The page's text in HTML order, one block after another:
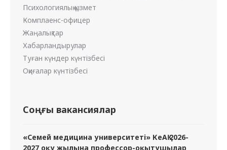
Психологиялық қызмет
Комплаенс-офицер
Жаңалықтар
Хабарландырулар
Туған күндер күнтізбесі
Оқиғалар күнтізбесі
Соңғы вакансиялар
«Семей медицина университеті» КеАҚ 2026-
2027 оқу жылына профессор-оқытушылар